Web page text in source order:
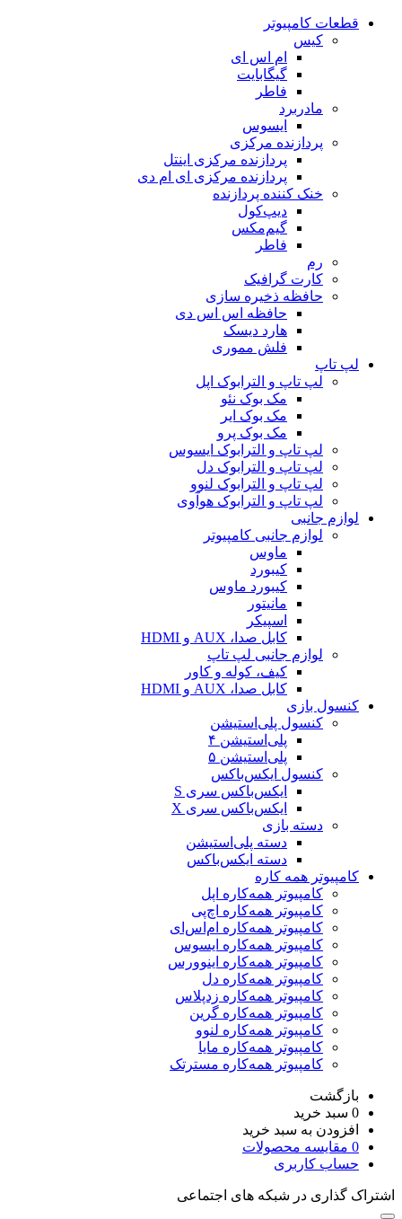
قطعات کامپیوتر
کیس
ام اس ای
گیگابایت
فاطر
مادربرد
ایسوس
پردازنده مرکزی
پردازنده مرکزی اینتل
پردازنده مرکزی ای ام دی
خنک کننده پردازنده
دیپ‌کول
گیم‌مکس
فاطر
رم
کارت گرافیک
حافظه ذخیره سازی
حافظه اس اس دی
هارد دیسک
فلش مموری
لپ تاپ
لپ تاپ و الترابوک اپل
مک بوک نئو
مک بوک ایر
مک بوک پرو
لپ تاپ و الترابوک ایسوس
لپ تاپ و الترابوک دل
لپ تاپ و الترابوک لنوو
لپ تاپ و الترابوک هوآوی
لوازم جانبی
لوازم جانبی کامپیوتر
ماوس
کیبورد
کیبورد ماوس
مانیتور
اسپیکر
کابل صدا، AUX و HDMI
لوازم جانبی لپ تاپ
کیف، کوله و کاور
کابل صدا، AUX و HDMI
کنسول بازی
کنسول پلی‌استیشن
پلی‌استیشن ۴
پلی‌استیشن ۵
کنسول ایکس‌باکس
ایکس‌باکس سری S
ایکس‌باکس سری X
دسته بازی
دسته پلی‌استیشن
دسته ایکس‌باکس
کامپیوتر همه کاره
کامپیوتر همه‌کاره اپل
کامپیوتر همه‌کاره اچ‌پی
کامپیوتر همه‌کاره ام‌اس‌ای
کامپیوتر همه‌کاره ایسوس
کامپیوتر همه‌کاره اینوورس
کامپیوتر همه‌کاره دل
کامپیوتر همه‌کاره زدپلاس
کامپیوتر همه‌کاره گرین
کامپیوتر همه‌کاره لنوو
کامپیوتر همه‌کاره مایا
کامپیوتر همه‌کاره مسترتک
بازگشت
0 سبد خرید
افزودن به سبد خرید
0 مقایسه محصولات
حساب کاربری
اشتراک گذاری در شبکه های اجتماعی